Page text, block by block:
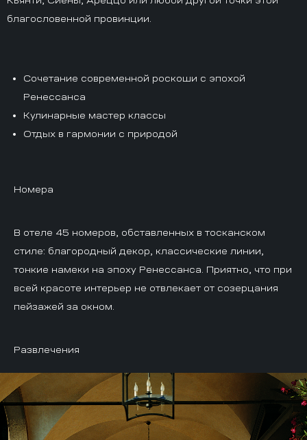
благословенной провинции.
Сочетание современной роскоши с эпохой
Ренессанса
Кулинарные мастер классы
Отдых в гармонии с природой
Номера
В отеле 45 номеров, обставленных в тосканском
стиле: благородный декор, классические линии,
тонкие намеки на эпоху Ренессанса. Приятно, что при
всей красоте интерьер не отвлекает от созерцания
пейзажей за окном.
Развлечения